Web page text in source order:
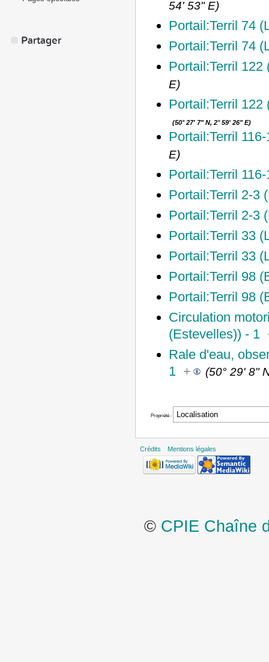
54' 53" E)
Portail:Terril 74
Portail:Terril 74
Portail:Terril 122
E)
Portail:Terril 122
(50° 27' 7" N, 2° 59' 26" E)
Portail:Terril
E)
Portail:Terril
Portail:Terril 2-3
Portail:Terril 2-3
Portail:Terril 33
Portail:Terril 33
Portail:Terril 98
Portail:Terril 98
Circulation
(Estevelles)) - 1
Rale d'eau,
1 + (50° 29' 8"
Propriété :
Partager
Crédits Mentions légales
© CPIE Chaîne